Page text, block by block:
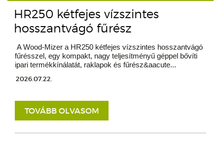
HR250 kétfejes vízszintes
hosszantvágó fűrész
A Wood-Mizer a HR250 kétfejes vízszintes hosszantvágó
fűrésszel, egy kompakt, nagy teljesítményű géppel bővíti
ipari termékkínálatát, raklapok és fűrész&aacute...
2026.07.22.
TOVÁBB OLVASOM